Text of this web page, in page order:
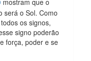
mostram que o
será o Sol. Como
os signos,
signo poderão
força, poder e se